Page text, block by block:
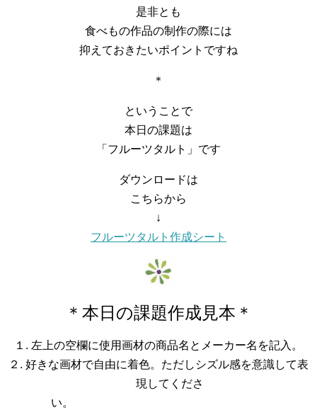
是非とも
食べもの作品の制作の際には
抑えておきたいポイントですね
＊
ということで
本日の課題は
「フルーツタルト」です
ダウンロードは
こちらから
↓
フルーツタルト作成シート
＊本日の課題作成見本＊
１. 左上の空欄に使用画材の商品名とメーカー名を記入。
２. 好きな画材で自由に着色。ただしシズル感を意識して表
現してくださ
い。